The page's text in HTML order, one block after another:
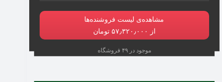
مشاهده‌ی لیست فروشنده‌ها
از ۵۷٫۳۲۰٫۰۰۰ تومان
موجود در ۴۹ فروشگاه